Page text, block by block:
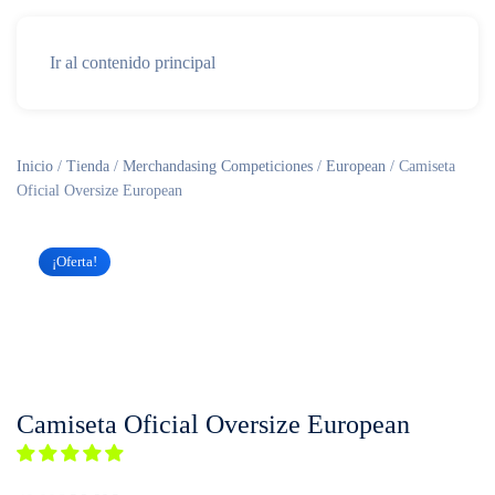
Ir al contenido principal
Inicio / Tienda / Merchandasing Competiciones / European / Camiseta
Oficial Oversize European
¡Oferta!
Camiseta Oficial Oversize European